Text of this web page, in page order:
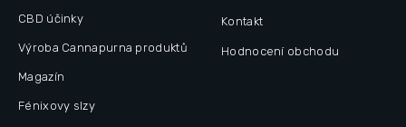
CBD účinky
Výroba Cannapurna produktů
Magazín
Fénixovy slzy
Kontakt
Hodnocení obchodu